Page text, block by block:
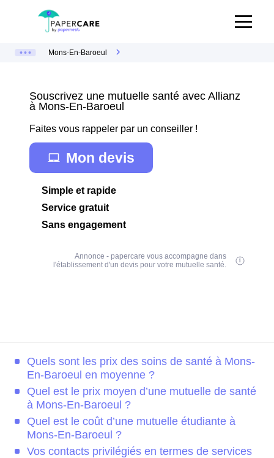
Mons-En-Baroeul
Souscrivez une mutuelle santé avec Allianz
à Mons-En-Baroeul
Faites vous rappeler par un conseiller !
Mon devis
Simple et rapide
Service gratuit
Sans engagement
Annonce - papercare vous accompagne dans
l'établissement d'un devis pour votre mutuelle santé.
Quels sont les prix des soins de santé à Mons-
En-Baroeul en moyenne ?
Quel est le prix moyen d’une mutuelle de santé
à Mons-En-Baroeul ?
Quel est le coût d’une mutuelle étudiante à
Mons-En-Baroeul ?
Vos contacts privilégiés en termes de services